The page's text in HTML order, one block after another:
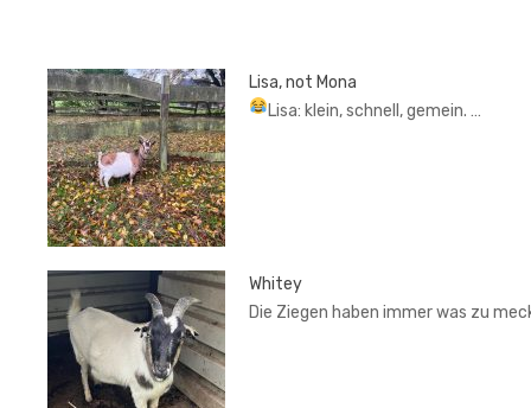
Lisa, not Mona
Lisa: klein, schnell, gemein. …
Whitey
Die Ziegen haben immer was zu